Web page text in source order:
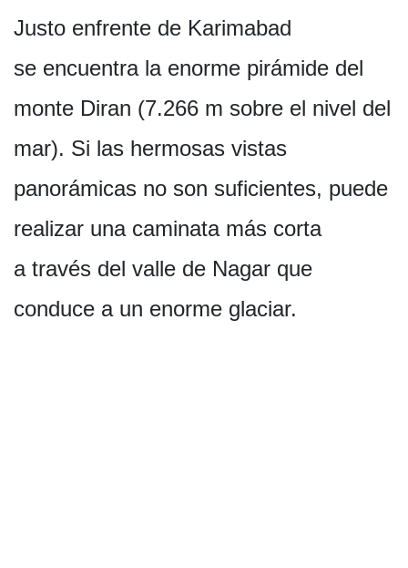
Justo enfrente de Karimabad
se encuentra la enorme pirámide del
monte Diran (7.266 m sobre el nivel del
mar). Si las hermosas vistas
panorámicas no son suficientes, puede
realizar una caminata más corta
a través del valle de Nagar que
conduce a un enorme glaciar.